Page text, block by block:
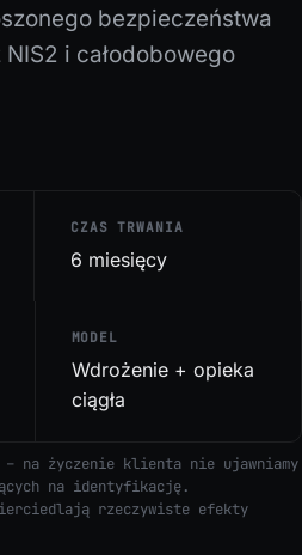
bezpieczeństwa
i całodobowego
CZAS TRWANIA
6 miesięcy
MODEL
Wdrożenie + opieka
ciągła
– na życzenie klienta nie ujawniamy
na identyfikację.
rzeczywiste efekty